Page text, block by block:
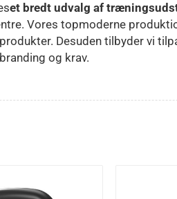
et bredt udvalg af
Vores topmoderne
Desuden tilbyder vi
og krav.